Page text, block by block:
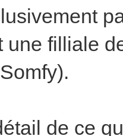
une filliale
de ce